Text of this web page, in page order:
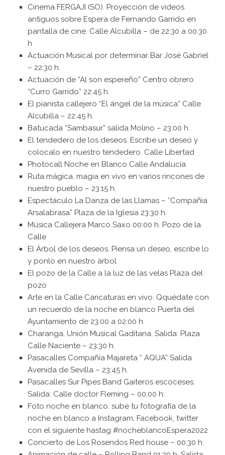
Cinema FERGAJI (SO). Proyección de videos
antiguos sobre Espera de Fernando Garrido en
pantalla de cine. Calle Alcubilla – de 22:30 a 00:30
h
Actuación Musical por determinar Bar José Gabriel
– 22:30 h.
Actuación de “Al son espereño” Centro obrero
“Curro Garrido” 22:45 h.
El pianista callejero “El ángel de la música” Calle
Alcubilla – 22:45 h.
Batucada “Sambasur” salida Molino – 23:00 h.
El tendedero de los deseos. Escribe un deseo y
colocalo en nuestro tendedero. Calle Libertad
Photocall Noche en Blanco Calle Andalucía
Ruta mágica. magia en vivo en varios rincones de
nuestro pueblo – 23:15 h.
Espectáculo La Danza de las Llamas – “Compañia
Arsalabrasa” Plaza de la Iglesia 23:30 h.
Música Callejera Marco Saxo 00:00 h. Pozo de la
Calle
El Árbol de los deseos. Piensa un deseo, escribe lo
y ponlo en nuestro árbol
El pozo de la Calle a la luz de las velas Plaza del
pozo
Arte en la Calle Caricaturas en vivo. Qquédate con
un recuerdo de la noche en blanco Puerta del
Ayuntamiento de 23:00 a 02:00 h.
Charanga. Unión Musical Gaditana. Salida: Plaza
Calle Naciente – 23:30 h.
Pasacalles Compañía Majareta “ AQUA” Salida
Avenida de Sevilla – 23:45 h.
Pasacalles Sur Pipes Band Gaiteros escoceses.
Salida: Calle doctor Fleming – 00:00 h.
Foto noche en blanco. sube tu fotografía de la
noche en blanco a Instagram, Facebook, twitter
con el siguiente hastag #nocheblancoEspera2022
Concierto de Los Rosendos Red house – 00:30 h.